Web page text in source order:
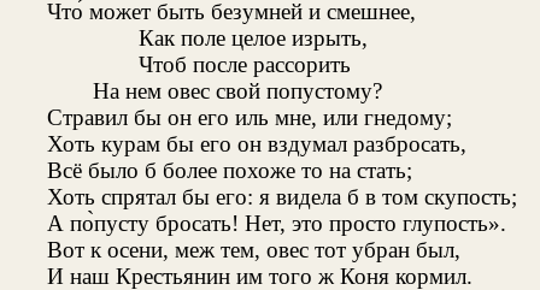
Что́ может быть безумней и смешнее,
Как поле целое изрыть,
Чтоб после рассорить
На нем овес свой попустому?
Стравил бы он его иль мне, или гнедому;
Хоть курам бы его он вздумал разбросать,
Всё было б более похоже то на стать;
Хоть спрятал бы его: я видела б в том скупость;
А по̀пусту бросать! Нет, это просто глупость».
Вот к осени, меж тем, овес тот убран был,
И наш Крестьянин им того ж Коня кормил.